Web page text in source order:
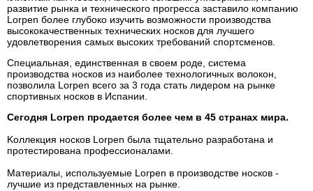
развитие рынка и технического прогресса заставило компанию
Lorpen более глубоко изучить возможности производства
высококачественных технических носков для лучшего
удовлетворения самых высоких требований спортсменов.
Специальная, единственная в своем роде, система
производства носков из наиболее технологичных волокон,
позволила Lorpen всего за 3 года стать лидером на рынке
спортивных носков в Испании.
Сегодня Lorpen продается более чем в 45 странах мира.
Kоллекция носков Lorpen была тщательно разработана и
протестирована профессионалами.
Материалы, используемые Lorpen в производстве носков -
лучшие из представленных на рынке.